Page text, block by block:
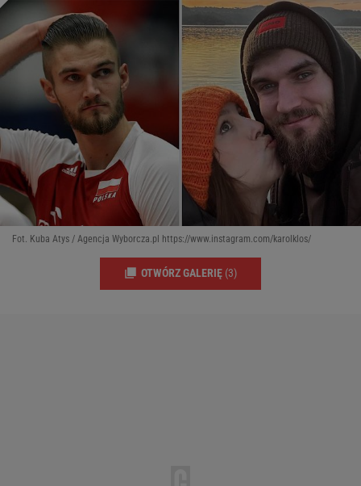
Fot. Kuba Atys / Agencja Wyborcza.pl https://www.instagram.com/karolklos/
OTWÓRZ GALERIĘ (3)